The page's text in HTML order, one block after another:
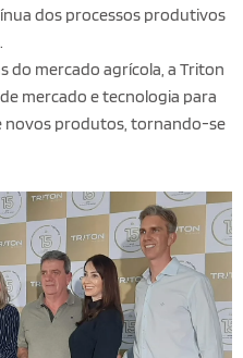
dos processos produtivos
do mercado agrícola, a Triton
mercado e tecnologia para
novos produtos, tornando-se